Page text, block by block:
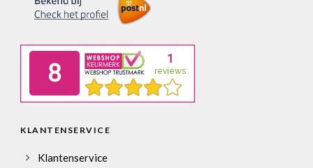
KLANTENSERVICE
Klantenservice